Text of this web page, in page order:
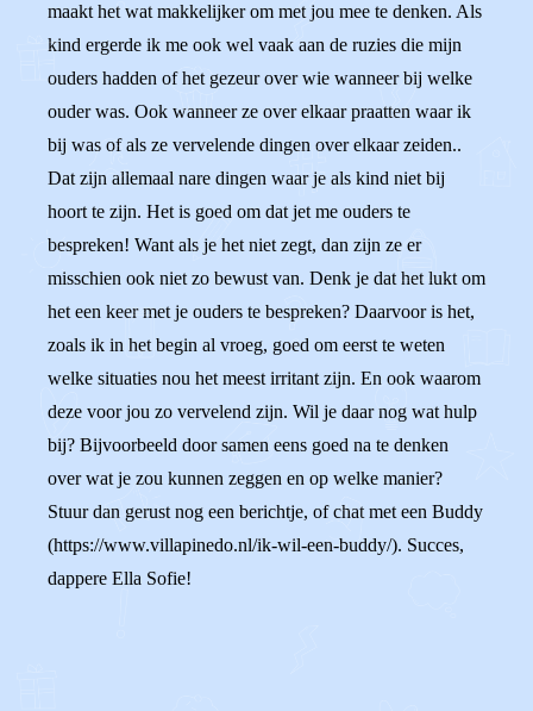
maakt het wat makkelijker om met jou mee te denken. Als
kind ergerde ik me ook wel vaak aan de ruzies die mijn
ouders hadden of het gezeur over wie wanneer bij welke
ouder was. Ook wanneer ze over elkaar praatten waar ik
bij was of als ze vervelende dingen over elkaar zeiden..
Dat zijn allemaal nare dingen waar je als kind niet bij
hoort te zijn. Het is goed om dat jet me ouders te
bespreken! Want als je het niet zegt, dan zijn ze er
misschien ook niet zo bewust van. Denk je dat het lukt om
het een keer met je ouders te bespreken? Daarvoor is het,
zoals ik in het begin al vroeg, goed om eerst te weten
welke situaties nou het meest irritant zijn. En ook waarom
deze voor jou zo vervelend zijn. Wil je daar nog wat hulp
bij? Bijvoorbeeld door samen eens goed na te denken
over wat je zou kunnen zeggen en op welke manier?
Stuur dan gerust nog een berichtje, of chat met een Buddy
(https://www.villapinedo.nl/ik-wil-een-buddy/). Succes,
dappere Ella Sofie!